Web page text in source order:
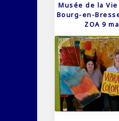
Musée de la
Bourg-en-
ZOA 9